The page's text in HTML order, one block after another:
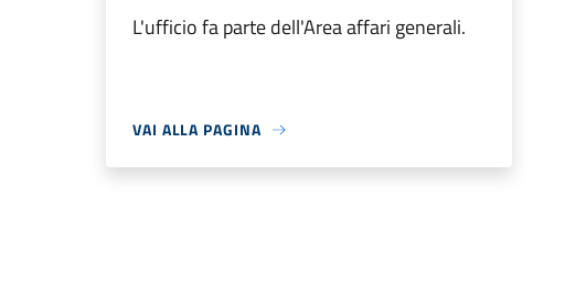
L'ufficio fa parte dell'Area affari generali.
VAI ALLA PAGINA